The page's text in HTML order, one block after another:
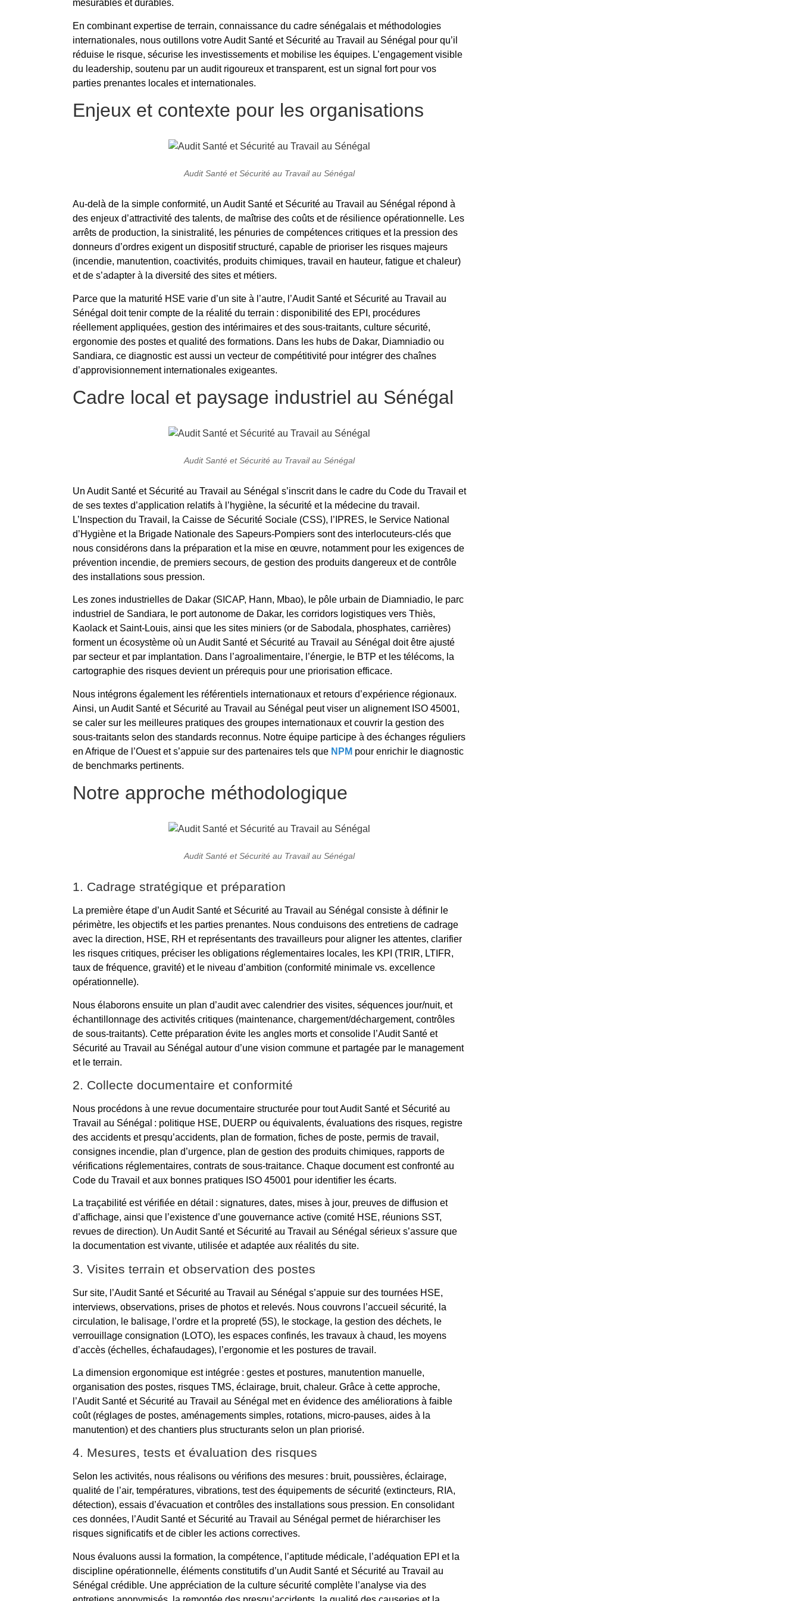
mesurables et durables.
En combinant expertise de terrain, connaissance du cadre sénégalais et méthodologies
internationales, nous outillons votre Audit Santé et Sécurité au Travail au Sénégal pour qu’il
réduise le risque, sécurise les investissements et mobilise les équipes. L’engagement visible
du leadership, soutenu par un audit rigoureux et transparent, est un signal fort pour vos
parties prenantes locales et internationales.
Enjeux et contexte pour les organisations
Audit Santé et Sécurité au Travail au Sénégal
Au-delà de la simple conformité, un Audit Santé et Sécurité au Travail au Sénégal répond à
des enjeux d’attractivité des talents, de maîtrise des coûts et de résilience opérationnelle. Les
arrêts de production, la sinistralité, les pénuries de compétences critiques et la pression des
donneurs d’ordres exigent un dispositif structuré, capable de prioriser les risques majeurs
(incendie, manutention, coactivités, produits chimiques, travail en hauteur, fatigue et chaleur)
et de s’adapter à la diversité des sites et métiers.
Parce que la maturité HSE varie d’un site à l’autre, l’Audit Santé et Sécurité au Travail au
Sénégal doit tenir compte de la réalité du terrain : disponibilité des EPI, procédures
réellement appliquées, gestion des intérimaires et des sous-traitants, culture sécurité,
ergonomie des postes et qualité des formations. Dans les hubs de Dakar, Diamniadio ou
Sandiara, ce diagnostic est aussi un vecteur de compétitivité pour intégrer des chaînes
d’approvisionnement internationales exigeantes.
Cadre local et paysage industriel au Sénégal
Audit Santé et Sécurité au Travail au Sénégal
Un Audit Santé et Sécurité au Travail au Sénégal s’inscrit dans le cadre du Code du Travail et
de ses textes d’application relatifs à l’hygiène, la sécurité et la médecine du travail.
L’Inspection du Travail, la Caisse de Sécurité Sociale (CSS), l’IPRES, le Service National
d’Hygiène et la Brigade Nationale des Sapeurs-Pompiers sont des interlocuteurs-clés que
nous considérons dans la préparation et la mise en œuvre, notamment pour les exigences de
prévention incendie, de premiers secours, de gestion des produits dangereux et de contrôle
des installations sous pression.
Les zones industrielles de Dakar (SICAP, Hann, Mbao), le pôle urbain de Diamniadio, le parc
industriel de Sandiara, le port autonome de Dakar, les corridors logistiques vers Thiès,
Kaolack et Saint-Louis, ainsi que les sites miniers (or de Sabodala, phosphates, carrières)
forment un écosystème où un Audit Santé et Sécurité au Travail au Sénégal doit être ajusté
par secteur et par implantation. Dans l’agroalimentaire, l’énergie, le BTP et les télécoms, la
cartographie des risques devient un prérequis pour une priorisation efficace.
Nous intégrons également les référentiels internationaux et retours d’expérience régionaux.
Ainsi, un Audit Santé et Sécurité au Travail au Sénégal peut viser un alignement ISO 45001,
se caler sur les meilleures pratiques des groupes internationaux et couvrir la gestion des
sous-traitants selon des standards reconnus. Notre équipe participe à des échanges réguliers
en Afrique de l’Ouest et s’appuie sur des partenaires tels que NPM pour enrichir le diagnostic
de benchmarks pertinents.
Notre approche méthodologique
Audit Santé et Sécurité au Travail au Sénégal
1. Cadrage stratégique et préparation
La première étape d’un Audit Santé et Sécurité au Travail au Sénégal consiste à définir le
périmètre, les objectifs et les parties prenantes. Nous conduisons des entretiens de cadrage
avec la direction, HSE, RH et représentants des travailleurs pour aligner les attentes, clarifier
les risques critiques, préciser les obligations réglementaires locales, les KPI (TRIR, LTIFR,
taux de fréquence, gravité) et le niveau d’ambition (conformité minimale vs. excellence
opérationnelle).
Nous élaborons ensuite un plan d’audit avec calendrier des visites, séquences jour/nuit, et
échantillonnage des activités critiques (maintenance, chargement/déchargement, contrôles
de sous-traitants). Cette préparation évite les angles morts et consolide l’Audit Santé et
Sécurité au Travail au Sénégal autour d’une vision commune et partagée par le management
et le terrain.
2. Collecte documentaire et conformité
Nous procédons à une revue documentaire structurée pour tout Audit Santé et Sécurité au
Travail au Sénégal : politique HSE, DUERP ou équivalents, évaluations des risques, registre
des accidents et presqu’accidents, plan de formation, fiches de poste, permis de travail,
consignes incendie, plan d’urgence, plan de gestion des produits chimiques, rapports de
vérifications réglementaires, contrats de sous-traitance. Chaque document est confronté au
Code du Travail et aux bonnes pratiques ISO 45001 pour identifier les écarts.
La traçabilité est vérifiée en détail : signatures, dates, mises à jour, preuves de diffusion et
d’affichage, ainsi que l’existence d’une gouvernance active (comité HSE, réunions SST,
revues de direction). Un Audit Santé et Sécurité au Travail au Sénégal sérieux s’assure que
la documentation est vivante, utilisée et adaptée aux réalités du site.
3. Visites terrain et observation des postes
Sur site, l’Audit Santé et Sécurité au Travail au Sénégal s’appuie sur des tournées HSE,
interviews, observations, prises de photos et relevés. Nous couvrons l’accueil sécurité, la
circulation, le balisage, l’ordre et la propreté (5S), le stockage, la gestion des déchets, le
verrouillage consignation (LOTO), les espaces confinés, les travaux à chaud, les moyens
d’accès (échelles, échafaudages), l’ergonomie et les postures de travail.
La dimension ergonomique est intégrée : gestes et postures, manutention manuelle,
organisation des postes, risques TMS, éclairage, bruit, chaleur. Grâce à cette approche,
l’Audit Santé et Sécurité au Travail au Sénégal met en évidence des améliorations à faible
coût (réglages de postes, aménagements simples, rotations, micro-pauses, aides à la
manutention) et des chantiers plus structurants selon un plan priorisé.
4. Mesures, tests et évaluation des risques
Selon les activités, nous réalisons ou vérifions des mesures : bruit, poussières, éclairage,
qualité de l’air, températures, vibrations, test des équipements de sécurité (extincteurs, RIA,
détection), essais d’évacuation et contrôles des installations sous pression. En consolidant
ces données, l’Audit Santé et Sécurité au Travail au Sénégal permet de hiérarchiser les
risques significatifs et de cibler les actions correctives.
Nous évaluons aussi la formation, la compétence, l’aptitude médicale, l’adéquation EPI et la
discipline opérationnelle, éléments constitutifs d’un Audit Santé et Sécurité au Travail au
Sénégal crédible. Une appréciation de la culture sécurité complète l’analyse via des